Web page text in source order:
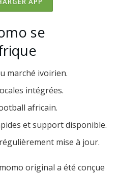
se
marché ivoirien.
intégrées.
africain.
et support disponible.
mise à jour.
original a été conçue